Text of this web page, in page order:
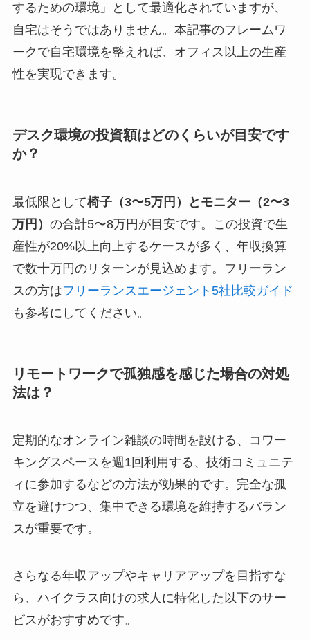
するための環境」として最適化されていますが、
自宅はそうではありません。本記事のフレームワ
ークで自宅環境を整えれば、オフィス以上の生産
性を実現できます。
デスク環境の投資額はどのくらいが目安です
か？
最低限として椅子（3〜5万円）とモニター（2〜3
万円） の合計5〜8万円が目安です。この投資で生
産性が20%以上向上するケースが多く、年収換算
で数十万円のリターンが見込めます。フリーラン
スの方はフリーランスエージェント5社比較ガイド
も参考にしてください。
リモートワークで孤独感を感じた場合の対処
法は？
定期的なオンライン雑談の時間を設ける、コワー
キングスペースを週1回利用する、技術コミュニテ
ィに参加するなどの方法が効果的です。完全な孤
立を避けつつ、集中できる環境を維持するバラン
スが重要です。
さらなる年収アップやキャリアアップを目指すな
ら、ハイクラス向けの求人に特化した以下のサー
ビスがおすすめです。